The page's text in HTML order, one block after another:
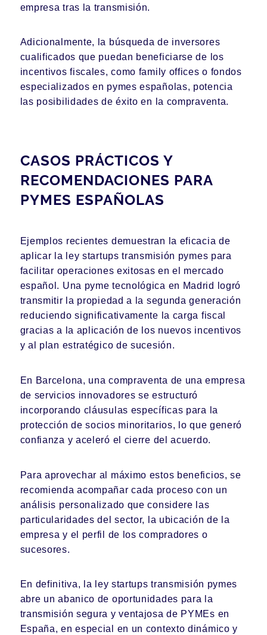
empresa tras la transmisión.
Adicionalmente, la búsqueda de inversores
cualificados que puedan beneficiarse de los
incentivos fiscales, como family offices o fondos
especializados en pymes españolas, potencia
las posibilidades de éxito en la compraventa.
CASOS PRÁCTICOS Y
RECOMENDACIONES PARA
PYMES ESPAÑOLAS
Ejemplos recientes demuestran la eficacia de
aplicar la ley startups transmisión pymes para
facilitar operaciones exitosas en el mercado
español. Una pyme tecnológica en Madrid logró
transmitir la propiedad a la segunda generación
reduciendo significativamente la carga fiscal
gracias a la aplicación de los nuevos incentivos
y al plan estratégico de sucesión.
En Barcelona, una compraventa de una empresa
de servicios innovadores se estructuró
incorporando cláusulas específicas para la
protección de socios minoritarios, lo que generó
confianza y aceleró el cierre del acuerdo.
Para aprovechar al máximo estos beneficios, se
recomienda acompañar cada proceso con un
análisis personalizado que considere las
particularidades del sector, la ubicación de la
empresa y el perfil de los compradores o
sucesores.
En definitiva, la ley startups transmisión pymes
abre un abanico de oportunidades para la
transmisión segura y ventajosa de PYMEs en
España, en especial en un contexto dinámico y